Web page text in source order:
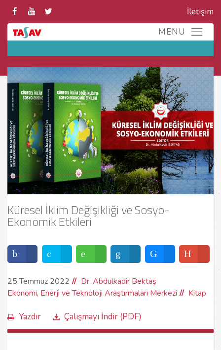
İletişim
Küresel İklim Değişikliği ve Sosyo-
Ekonomik Etkileri
25 Temmuz 2022
Dr. Abdulkadir Bektaş
Ekonomi, Enerji ve Teknoloji Araştırmaları Merkezi
Kitap
Yazdır Çalışmayı İndir (PDF)